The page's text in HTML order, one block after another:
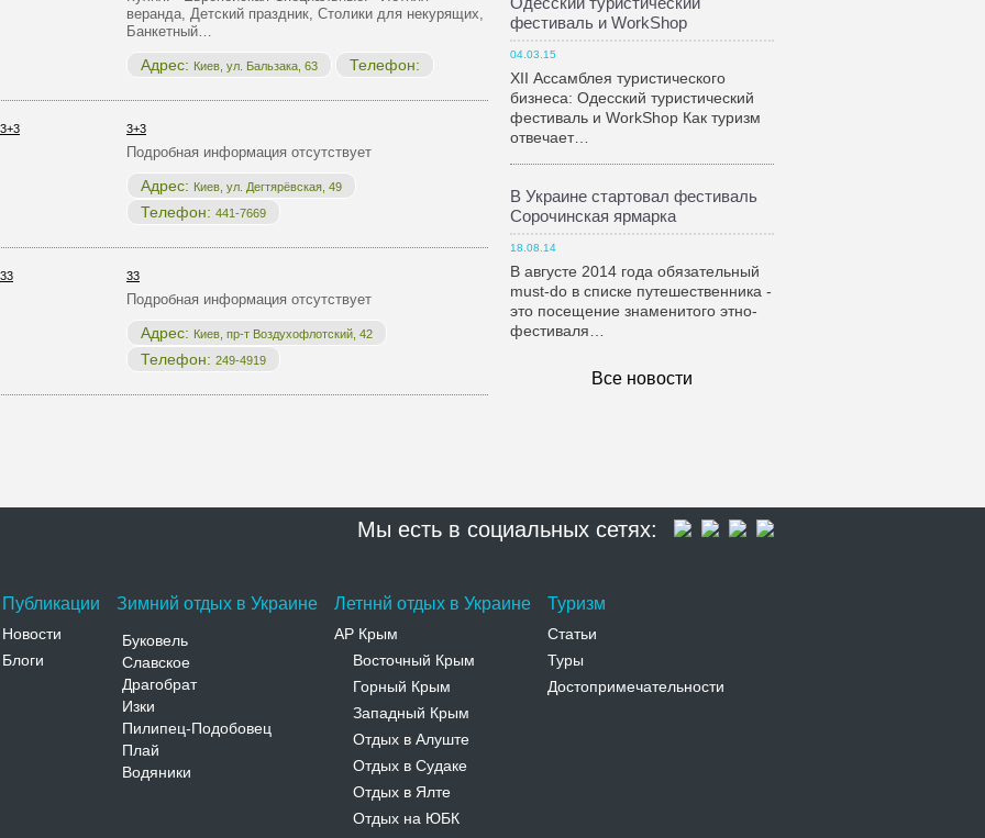
веранда, Детский праздник, Столики для некурящих,
Банкетный…
Адрес: Киев, ул. Бальзака, 63 Телефон:
3+3
Подробная информация отсутствует
Адрес: Киев, ул. Дегтярёвская, 49
Телефон: 441-7669
33
Подробная информация отсутствует
Адрес: Киев, пр-т Воздухофлотский, 42
Телефон: 249-4919
фестиваль и WorkShop
04.03.15
XII Ассамблея туристического
бизнеса: Одесский туристический
фестиваль и WorkShop Как туризм
отвечает…
В Украине стартовал фестиваль
Сорочинская ярмарка
18.08.14
В августе 2014 года обязательный
must-do в списке путешественника -
это посещение знаменитого этно-
фестиваля…
Все новости
Мы есть в социальных сетях:
Публикации
Новости
Блоги
Зимний отдых в Украине
Буковель
Славское
Драгобрат
Изки
Пилипец-Подобовец
Плай
Водяники
Летннй отдых в Украине
АР Крым
Восточный Крым
Горный Крым
Западный Крым
Отдых в Алуште
Отдых в Судаке
Отдых в Ялте
Отдых на ЮБК
Туризм
Статьи
Туры
Достопримечательности